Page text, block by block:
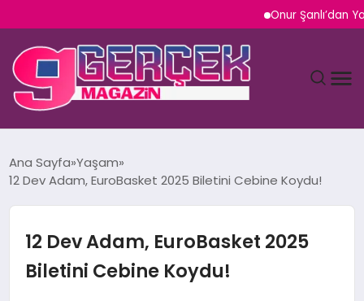
Onur Şanlı’dan Yazın
SPOR
TEKNOLOJI
Ana Sayfa Yaşam
12 Dev Adam, EuroBasket 2025 Biletini Cebine Koydu!
12 Dev Adam, EuroBasket 2025
Biletini Cebine Koydu!